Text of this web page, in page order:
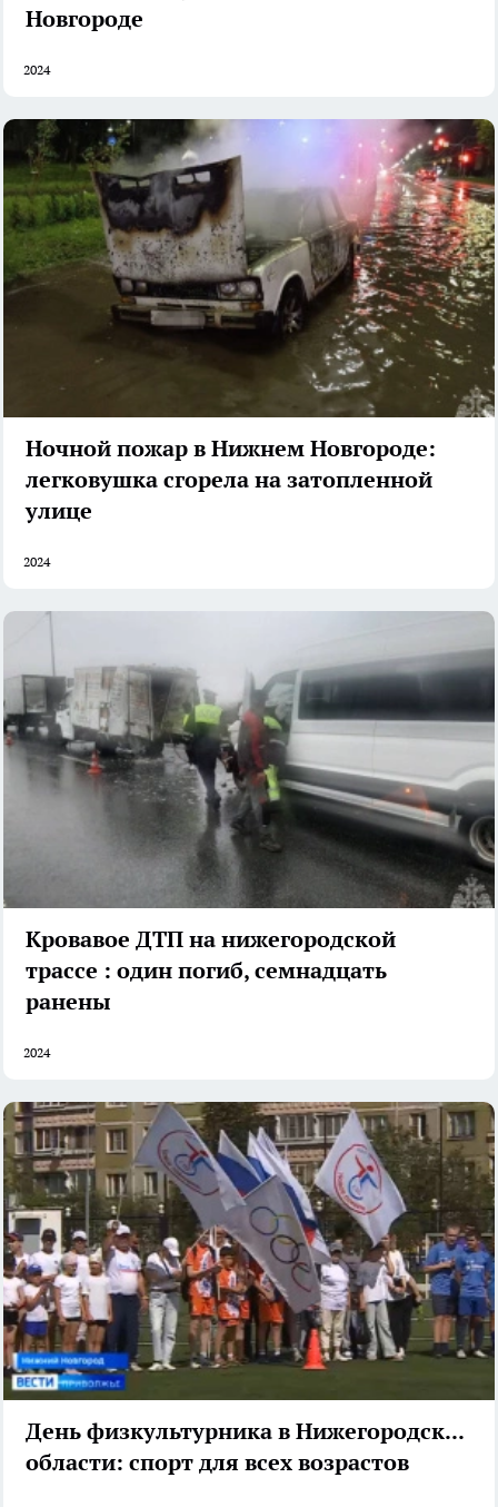
Новгороде
2024
Ночной пожар в Нижнем Новгороде:
легковушка сгорела на затопленной
улице
2024
Кровавое ДТП на нижегородской
трассе : один погиб, семнадцать
ранены
2024
День физкультурника в Нижегородской
области: спорт для всех возрастов